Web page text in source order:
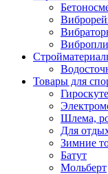
Товары для
Шлема,
Для
Зимние
Батут
Мольберт